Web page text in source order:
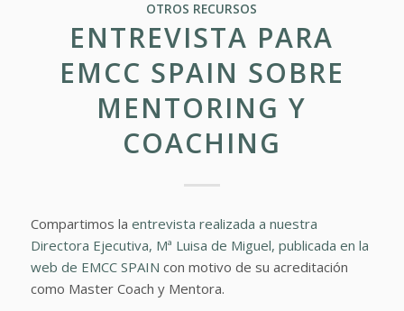
OTROS RECURSOS
ENTREVISTA PARA
EMCC SPAIN SOBRE
MENTORING Y
COACHING
Compartimos la entrevista realizada a nuestra
Directora Ejecutiva, Mª Luisa de Miguel, publicada en la
web de EMCC SPAIN con motivo de su acreditación
como Master Coach y Mentora.